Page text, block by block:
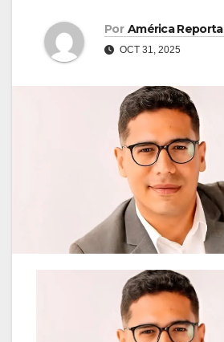
Por América Reporta
OCT 31, 2025